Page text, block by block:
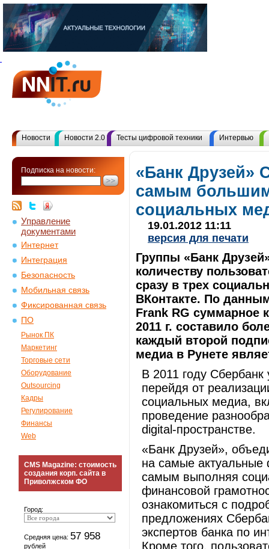
Новости Новости 2.0 Тесты цифровой техники Интервью
Подписка на новости:
Управление
документами
Интернет
Интеграция
Безопасность
Мобильная связь
Фиксированная связь
ПО
Рынок ПК
Маркетинг
Торговые сети
Оборудование
Outsourcing
Кадры
Регулирование
Финансы
Web
CMS Magazine: стоимость
создания корп. сайта в
Приволжском ФО
Город:
Средняя цена: 57 958
рублей
«Банк Друзей»
самым
социальных
19.01.2012 11:11
версия для печати
Группы «Банк
количеству
сразу в трех
ВКонтакте. По
Frank RG суммарное
2011 г. составило
каждый второй
медиа в Рунете
В 2011 году Сбербанк
перейдя от
социальных медиа,
проведение
digital-пространстве.
«Банк Друзей»,
на самые актуальные
самым выполняя
финансовой
ознакомиться с
предложениях
экспертов банка по
Кроме того,